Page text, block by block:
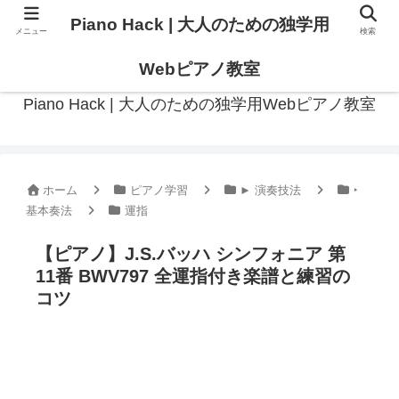
Piano Hack | 大人のための独学用Webピアノ教室
ホーム ピアノ学習 ► 演奏技法
‣
基本奏法
運指
【ピアノ】J.S.バッハ シンフォニア 第
11番 BWV797 全運指付き楽譜と練習の
コツ
メニュー Piano Hack | 大人のための独学用
Webピアノ教室
検索